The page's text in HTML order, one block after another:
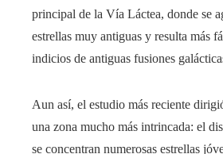
principal de la Vía Láctea, donde se
estrellas muy antiguas y resulta más
indicios de antiguas fusiones
Aun así, el estudio más reciente
una zona mucho más intrincada: el
se concentran numerosas estrellas